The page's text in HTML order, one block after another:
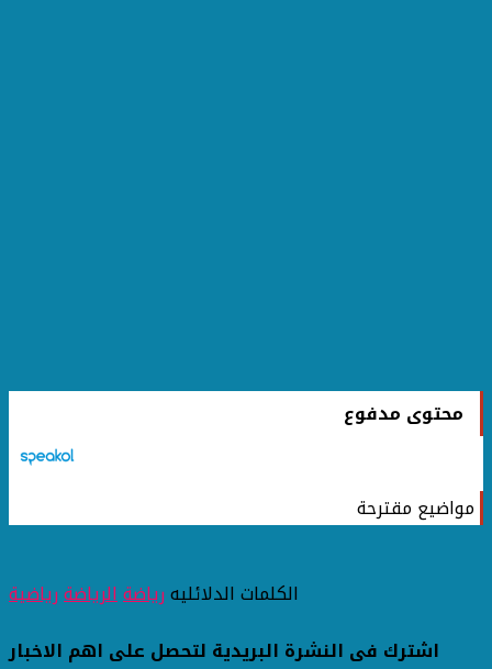
محتوى مدفوع
مواضيع مقترحة
الكلمات الدلائليهرياضةالرياضةرياضية
اشترك فى النشرة البريدية لتحصل على اهم الاخبار